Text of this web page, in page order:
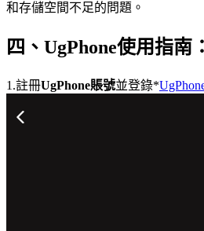
和存儲空間不足的問題。
四、UgPhone使用指南
1.註冊UgPhone賬號並登錄*